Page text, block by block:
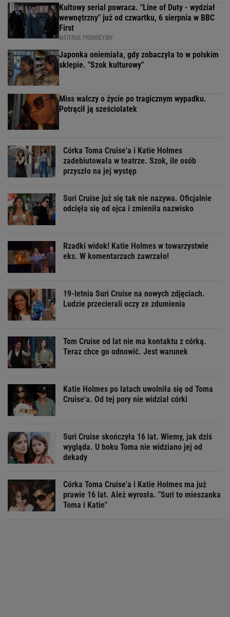
Kultowy serial powraca. "Line of Duty - wydział
wewnętrzny" już od czwartku, 6 sierpnia w BBC
First
MATERIAŁ PROMOCYJNY
Japonka oniemiała, gdy zobaczyła to w polskim
sklepie. "Szok kulturowy"
Miss walczy o życie po tragicznym wypadku.
Potrącił ją sześciolatek
Córka Toma Cruise'a i Katie Holmes
zadebiutowała w teatrze. Szok, ile osób
przyszło na jej występ
Suri Cruise już się tak nie nazywa. Oficjalnie
odcięła się od ojca i zmieniła nazwisko
Rzadki widok! Katie Holmes w towarzystwie
eks. W komentarzach zawrzało!
19-letnia Suri Cruise na nowych zdjęciach.
Ludzie przecierali oczy ze zdumienia
Tom Cruise od lat nie ma kontaktu z córką.
Teraz chce go odnowić. Jest warunek
Katie Holmes po latach uwolniła się od Toma
Cruise'a. Od tej pory nie widział córki
Suri Cruise skończyła 16 lat. Wiemy, jak dziś
wygląda. U boku Toma nie widziano jej od
dekady
Córka Toma Cruise'a i Katie Holmes ma już
prawie 16 lat. Ależ wyrosła. "Suri to mieszanka
Toma i Katie"